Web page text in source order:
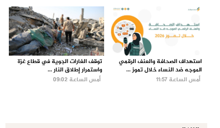
استهداف الصحافة والعنف الرقمي
الموجه ضد النساء خلال تموز ...
أمس الساعة 11:57
توقف الغارات الجوية في قطاع غزة
واستمرار إطلاق النار ...
أمس الساعة 09:02